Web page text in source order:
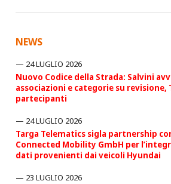
NEWS
24 LUGLIO 2026
Nuovo Codice della Strada: Salvini
associazioni e categorie su revisione,
partecipanti
24 LUGLIO 2026
Targa Telematics sigla partnership
Connected Mobility GmbH per
dati provenienti dai veicoli Hyundai
23 LUGLIO 2026